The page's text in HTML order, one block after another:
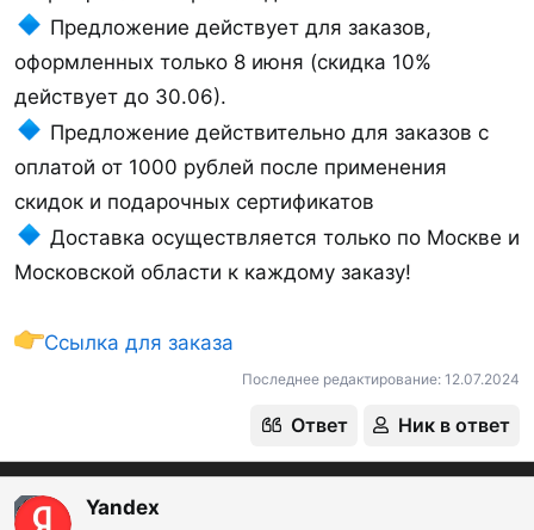
Предложение действует для заказов,
оформленных только 8 июня (скидка 10%
действует до 30.06).
Предложение действительно для заказов c
оплатой от 1000 рублей после применения
скидок и подарочных сертификатов
Доставка осуществляется только по Москве и
Московской области к каждому заказу!
Ссылка для заказа
Последнее редактирование: 12.07.2024
Ответ Ник в ответ
OP Yandex